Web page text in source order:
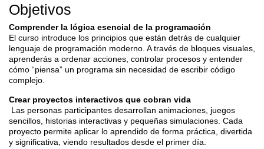
Objetivos
Comprender la lógica esencial de la programación
El curso introduce los principios que están detrás de cualquier
lenguaje de programación moderno. A través de bloques visuales,
aprenderás a ordenar acciones, controlar procesos y entender
cómo “piensa” un programa sin necesidad de escribir código
complejo.
Crear proyectos interactivos que cobran vida
Las personas participantes desarrollan animaciones, juegos
sencillos, historias interactivas y pequeñas simulaciones. Cada
proyecto permite aplicar lo aprendido de forma práctica, divertida
y significativa, viendo resultados desde el primer día.